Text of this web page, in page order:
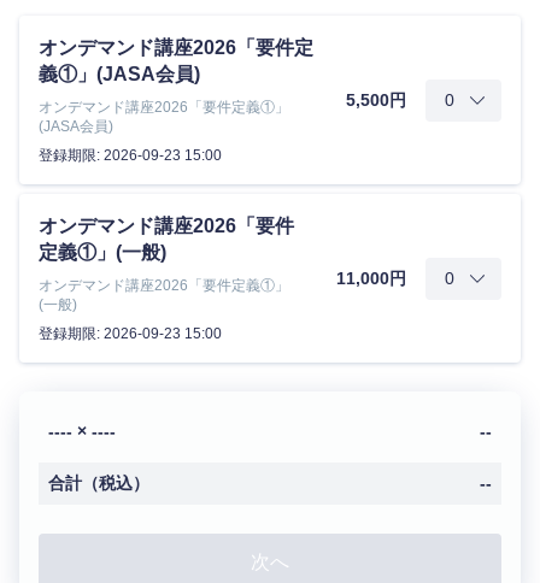
オンデマンド講座2026「要件定
義①」(JASA会員)
オンデマンド講座2026「要件定義①」
(JASA会員)
登録期限: 2026-09-23 15:00
5,500円
オンデマンド講座2026「要件
定義①」(一般)
オンデマンド講座2026「要件定義①」
(一般)
登録期限: 2026-09-23 15:00
11,000円
---- × ---- --
合計（税込） --
次へ